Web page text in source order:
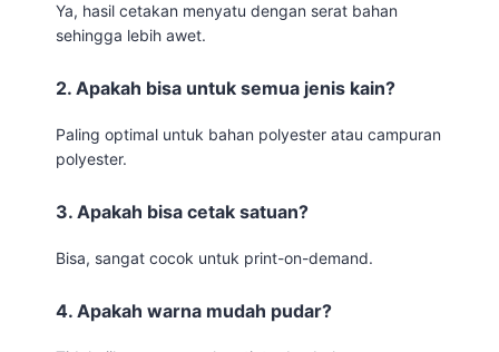
Ya, hasil cetakan menyatu dengan serat bahan
sehingga lebih awet.
2. Apakah bisa untuk semua jenis kain?
Paling optimal untuk bahan polyester atau campuran
polyester.
3. Apakah bisa cetak satuan?
Bisa, sangat cocok untuk print-on-demand.
4. Apakah warna mudah pudar?